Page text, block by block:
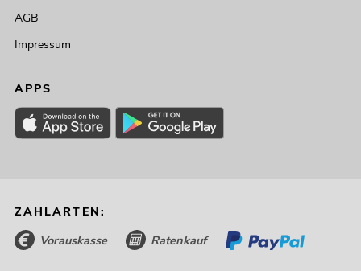
AGB
Impressum
APPS
ZAHLARTEN:
Vorauskasse Ratenkauf